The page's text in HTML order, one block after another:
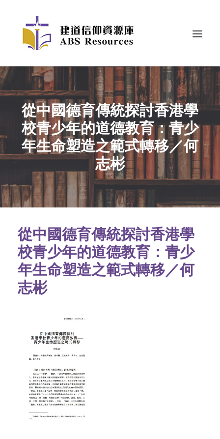
從中國德育傳統探討香港學
校青少年的道德教育：青少
年生命塑造之範式轉移／何
志彬
從中國德育傳統探討香港學
校青少年的道德教育：青少
年生命塑造之範式轉移／何
志彬